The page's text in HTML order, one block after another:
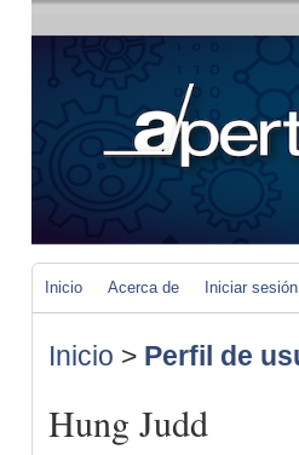
Inicio Acerca de Iniciar sesión
Inicio > Perfil de
Hung Judd